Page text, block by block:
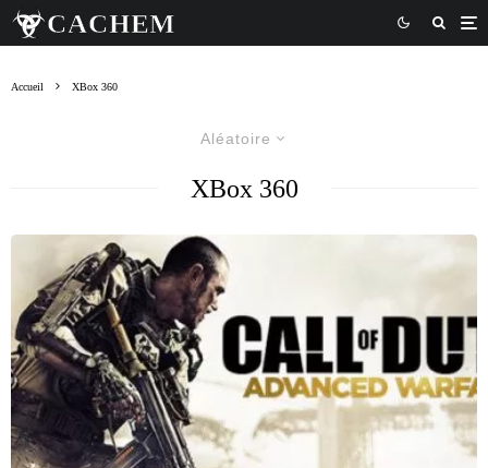
Accueil XBox 360
Aléatoire
XBox 360